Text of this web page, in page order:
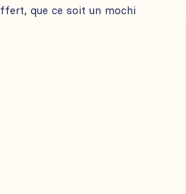
que ce soit un mochi